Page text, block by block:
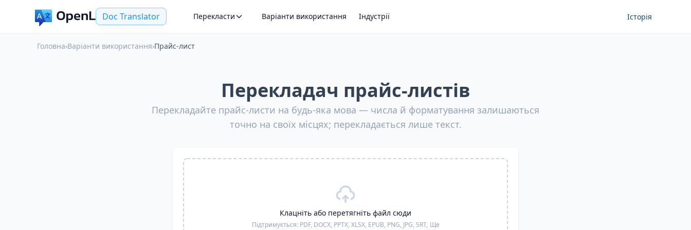
Doc Translator Перекласти Варіанти використання Індустрії Історія
Головна›Варіанти використання›Прайс-лист
Перекладач прайс-листів
Перекладайте прайс-листи на будь-яка мова — числа й форматування залишаються
точно на своїх місцях; перекладається лише текст.
Клацніть або перетягніть файл сюди
Підтримується: PDF, DOCX, PPTX, XLSX, EPUB, PNG, JPG, SRT, Ще